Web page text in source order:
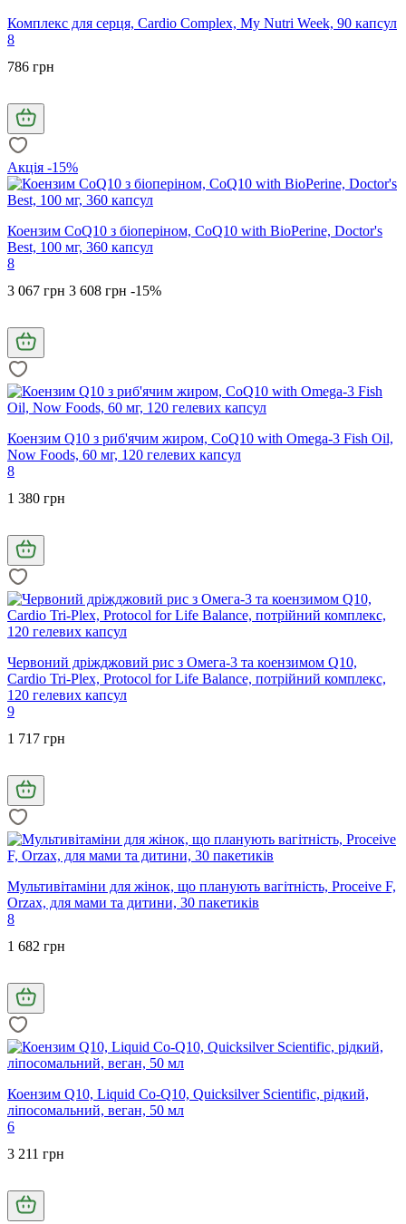
Комплекс для серця, Cardio Complex, My Nutri Week, 90 капсул
8
786 грн
Акція -15%
Коензим CoQ10 з біоперіном, CoQ10 with BioPerine, Doctor's
Best, 100 мг, 360 капсул
8
3 067 грн 3 608 грн -15%
Коензим Q10 з риб'ячим жиром, CoQ10 with Omega-3 Fish Oil,
Now Foods, 60 мг, 120 гелевих капсул
8
1 380 грн
Червоний дріжджовий рис з Омега-3 та коензимом Q10,
Cardio Tri-Plex, Protocol for Life Balance, потрійний комплекс,
120 гелевих капсул
9
1 717 грн
Мультивітаміни для жінок, що планують вагітність, Proceive F,
Orzax, для мами та дитини, 30 пакетиків
8
1 682 грн
Коензим Q10, Liquid Co-Q10, Quicksilver Scientific, рідкий,
ліпосомальний, веган, 50 мл
6
3 211 грн